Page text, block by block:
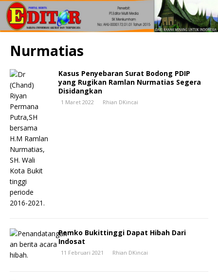
Nurmatias
Kasus Penyebaran Surat Bodong PDIP
yang Rugikan Ramlan Nurmatias Segera
Disidangkan
1 Maret 2022 Rhian DKincai
Pemko Bukittinggi Dapat Hibah Dari
Indosat
11 Februari 2021 Rhian DKincai